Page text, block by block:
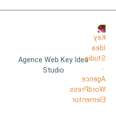
Agence Web Key Idea
Studio